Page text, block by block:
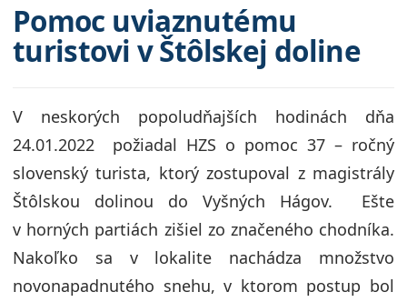
Pomoc uviaznutému
turistovi v Štôlskej doline
V neskorých popoludňajších hodinách dňa
24.01.2022 požiadal HZS o pomoc 37 – ročný
slovenský turista, ktorý zostupoval z magistrály
Štôlskou dolinou do Vyšných Hágov. Ešte
v horných partiách zišiel zo značeného chodníka.
Nakoľko sa v lokalite nachádza množstvo
novonapadnutého snehu, v ktorom postup bol